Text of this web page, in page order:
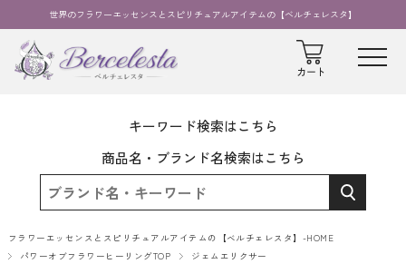
世界のフラワーエッセンスとスピリチュアルアイテムの【ベルチェレスタ】
キーワード検索はこちら
商品名・ブランド名検索はこちら
フラワーエッセンスとスピリチュアルアイテムの【ベルチェレスタ】-HOME
パワーオブフラワーヒーリングTOP
ジェムエリクサー